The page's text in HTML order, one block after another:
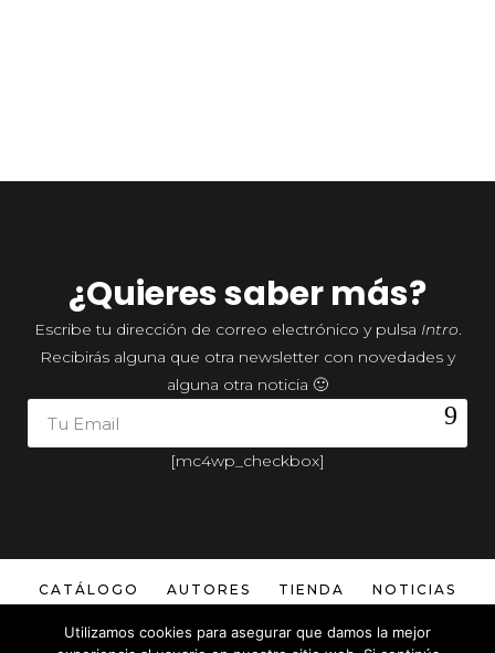
¿Quieres saber más?
Escribe tu dirección de correo electrónico y pulsa Intro.
Recibirás alguna que otra newsletter con novedades y
alguna otra noticia 🙂
[mc4wp_checkbox]
CATÁLOGO AUTORES TIENDA NOTICIAS
Utilizamos cookies para asegurar que damos la mejor